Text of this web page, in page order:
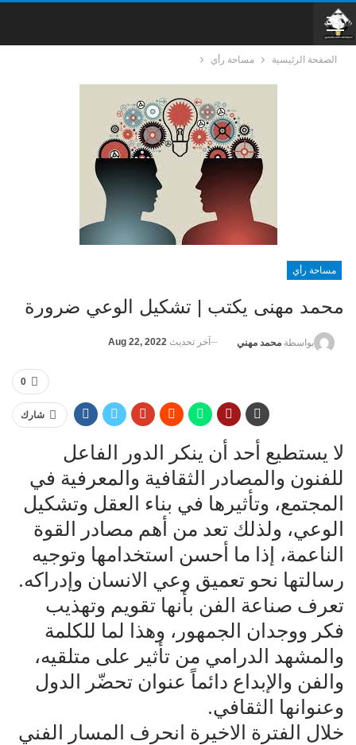
الصفحة الرئيسية مساحة رأي
مساحة رأي
محمد مهنى يكتب | تشكيل الوعي ضرورة
بواسطة محمد مهني آخر تحديث Aug 22, 2022
0
شارك
لا يستطيع أحد أن ينكر الدور الفاعل
للفنون والمصادر الثقافية والمعرفية في
المجتمع، وتأثيرها في بناء العقل وتشكيل
الوعي، ولذلك تعد من أهم مصادر القوة
الناعمة، إذا ما أحسن استخدامها وتوجيه
رسالتها نحو تعميق وعي الانسان وإدراكه.
تعرف صناعة الفن بأنها تقويم وتهذيب
فكر ووجدان الجمهور، وهذا لما للكلمة
والمشهد الدرامي من تأثير على متلقيه،
والفن والإبداع دائماً عنوان تحضّر الدول
وعنوانها الثقافي.
خلال الفترة الاخيرة انحرف المسار الفني